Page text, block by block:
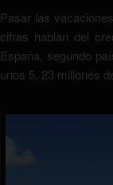
Pasar las
cifras hablan del
España, segundo
unos 5, 23 millones